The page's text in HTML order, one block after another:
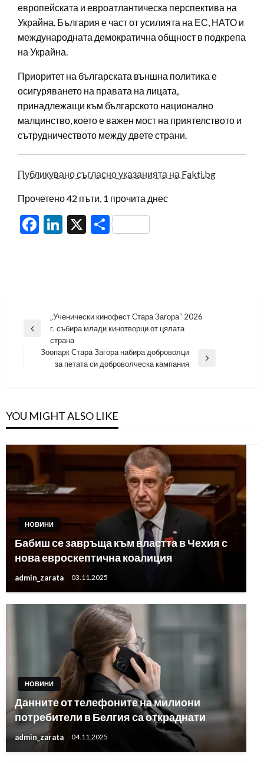
европейската и евроатлантическа перспектива на
Украйна. България е част от усилията на ЕС, НАТО и
международната демократична общност в подкрепа
на Украйна.
Приоритет на българската външна политика е
осигуряването на правата на лицата,
принадлежащи към българското национално
малцинство, което е важен мост на приятелството и
сътрудничеството между двете страни.
Публикувано съгласно указанията на Fakti.bg
Прочетено 42 пъти, 1 прочита днес
Facebook
LinkedIn
X Share
Навигация
Previous
„Ученически кинофест Стара Загора“ 2026
г. събира млади кинотворци от цялата
страна
Зоопарк Стара Загора набира доброволци
за петата си доброволческа кампания
YOU MIGHT ALSO LIKE
НОВИНИ
Бабиш се завръща към властта в Чехия с
нова евроскептична коалиция
admin_zarata 03.11.2025
НОВИНИ
Данните от телефоните на милиони
потребители в Белгия са откраднати
admin_zarata 04.11.2025